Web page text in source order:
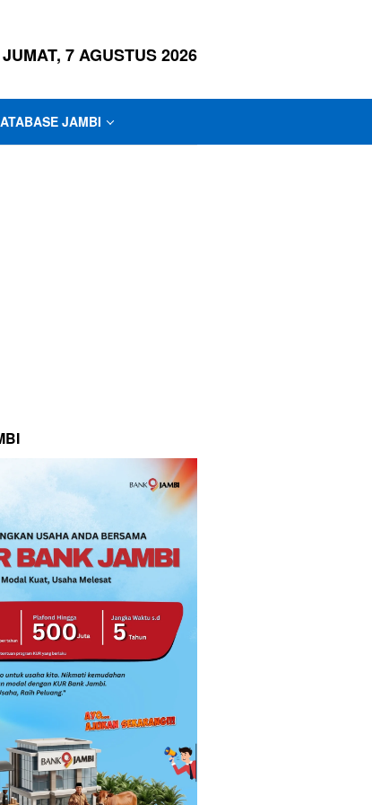
JUMAT, 7 AGUSTUS 2026
JAMBI